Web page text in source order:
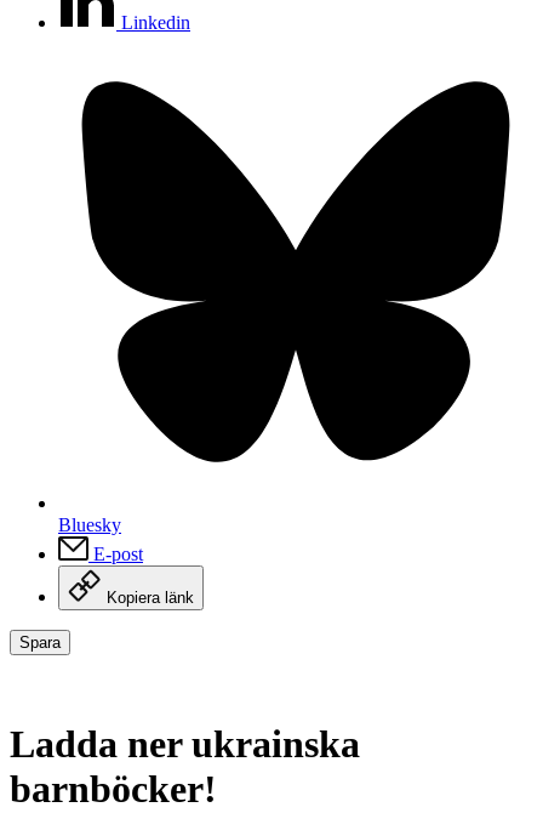
Linkedin
Bluesky
E-post
Kopiera länk
Spara
Ladda ner ukrainska
barnböcker!